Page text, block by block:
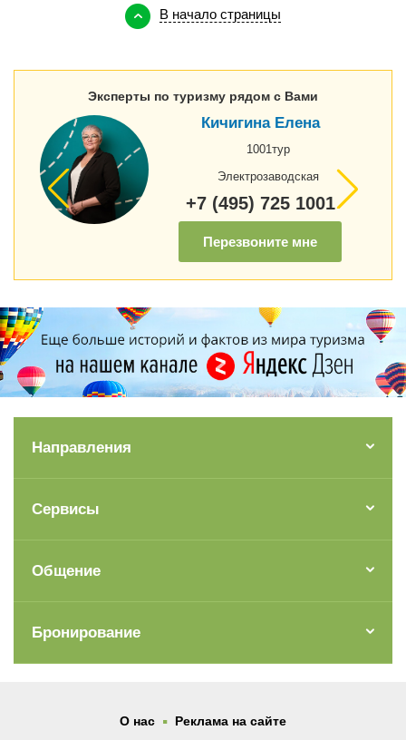
В начало страницы
Эксперты по туризму рядом с Вами
Кичигина Елена
1001тур
Электрозаводская
+7 (495) 725 1001
Перезвоните мне
Направления
Сервисы
Общение
Бронирование
О нас . Реклама на сайте